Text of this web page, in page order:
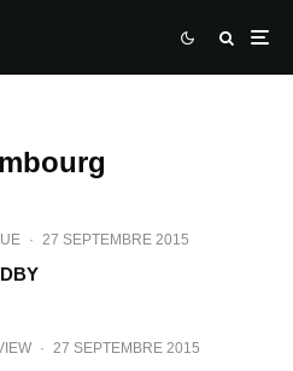
· 27 SEPTEMBRE 2015
· 27 SEPTEMBRE 2015